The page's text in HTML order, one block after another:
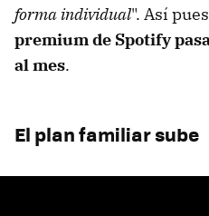
forma individual". Así
premium de Spotify
al mes.
El plan familiar sube